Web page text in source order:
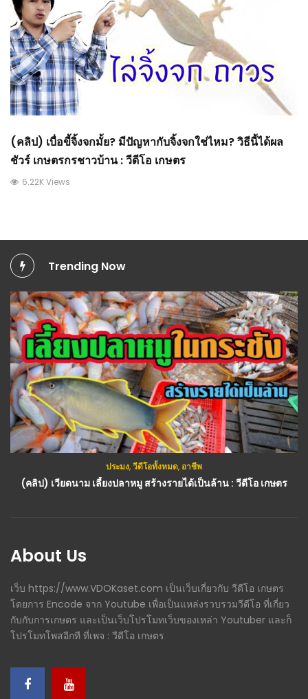
(คลิป) เบื่อขี้จิ้งจกมั้ย? มีปัญหากับจิ้งจกใช่ไหม? วิธีนี้ได้ผล
ชัวร์ เกษตรกรชาวบ้าน : วีดีโอ เกษตร
6.22K Views
Trending Now
ประมง,วีดีโอทั้งหมด, อาชีพ
(คลิป) เวียดนาม เลี้ยงปลาหมู สร้างรายได้เป็นล้าน : วีดีโอ เกษตร
กสิกรรม(พืช),วีดีโอทั้งหมด
(คลิป) วิธีปลูกข่า สูตรคนโบราณ แตกหน่อแตกกอใหญ่ สวยงามมากๆ : วีดีโอ เกษตร
About Us
เว็บ https://www.VDOKaset.com เป็นเว็บเกี่ยวกับ วีดีโอ เกษตร
โดยการ Encode จาก Youtube เพื่อเป็นแหล่งรวบรวมวีดีโอ ที่เกี่ยว
กับกับการเกษตร และเป็นเว็บโปรโมทเว็บของเหล่า Youtuber และก็
โปรโมทโพสอีกที ที่เพจ : วีดีโอ เกษตร